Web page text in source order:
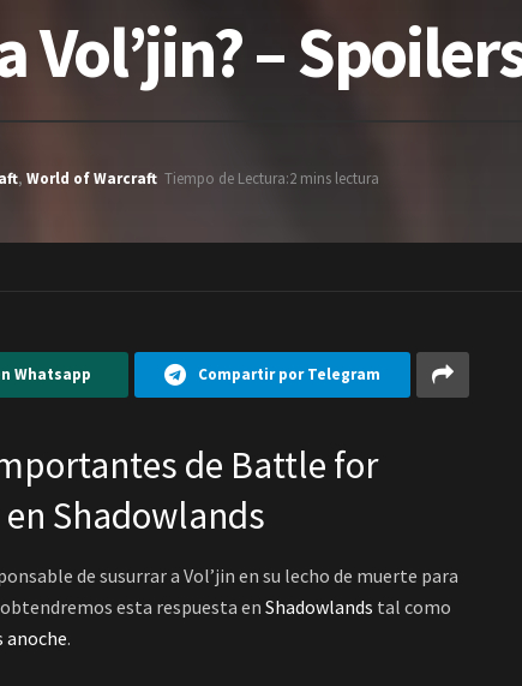
Vol’jin? –
, World of Warcraft Tiempo de Lectura:2 mins lectura
Whatsapp Compartir por Telegram
de Battle for
Shadowlands
de susurrar a Vol’jin en su lecho de muerte para
obtendremos esta respuesta en Shadowlands tal como
anoche.